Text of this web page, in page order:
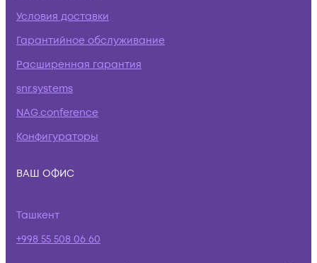
Условия доставки
Гарантийное обслуживание
Расширенная гарантия
snr.systems
NAG.conference
Конфигураторы
ВАШ ОФИС
Ташкент
+998 55 508 06 60